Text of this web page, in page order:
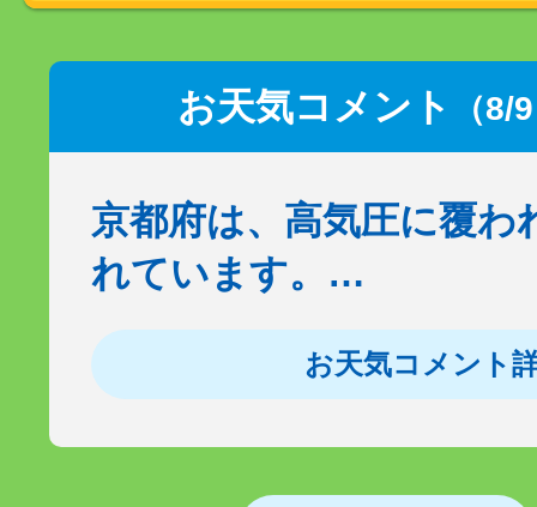
お天気コメント （8/
京都府は、高気圧に覆わ
れています。…
お天気コメント